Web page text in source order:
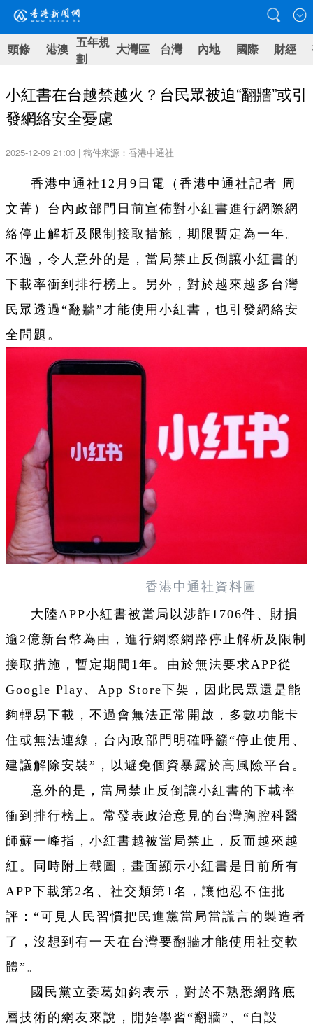
頭條 港澳 五年規
劃
大灣區 台灣 內地 國際 財經
小紅書在台越禁越火？台民眾被迫“翻牆”或引
發網絡安全憂慮
2025-12-09 21:03 | 稿件來源：香港中通社
香港中通社12月9日電（ 香港中通社記者 周
文菁） 台內政部門日前宣佈對小紅書進行網際網
絡停止解析及限制接取措施，期限暫定為一年。
不過，令人意外的是，當局禁止反倒讓小紅書的
下載率衝到排行榜上。另外，對於越來越多台灣
民眾透過“翻牆”才能使用小紅書，也引發網絡安
全問題。
香港中通社資料圖
大陸APP小紅書被當局以涉詐1706件、財損
逾2億新台幣為由，進行網際網路停止解析及限制
接取措施，暫定期間1年。由於無法要求APP從
Google Play、App Store下架，因此民眾還是能
夠輕易下載，不過會無法正常開啟，多數功能卡
住或無法連線，台內政部門明確呼籲“停止使用、
建議解除安裝”，以避免個資暴露於高風險平台。
意外的是，當局禁止反倒讓小紅書的下載率
衝到排行榜上。常發表政治意見的台灣胸腔科醫
師蘇一峰指，小紅書越被當局禁止，反而越來越
紅。同時附上截圖，畫面顯示小紅書是目前所有
APP下載第2名、社交類第1名，讓他忍不住批
評：“可見人民習慣把民進黨當局當謊言的製造者
了，沒想到有一天在台灣要翻牆才能使用社交軟
體”。
國民黨立委葛如鈞表示，對於不熟悉網路底
層技術的網友來說，開始學習“翻牆”、“自設